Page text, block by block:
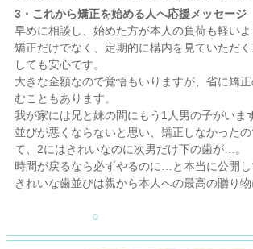
3・これから矯正を始める人へ応援メッセージ
早めに相談し、始めた方が本人の負荷も軽いよ
矯正だけでなく、定期的に構内を見ていただ
しても安心です。
大きな金額なので覚悟もいりますが、省に矯
むこともあります。
我が家には兄と妹の間にもう1人男の子がいま
並びが悪くならないと思い、矯正しなかった
て、2にはきれいなのに次男だけ下の歯が…。
時間が戻るなら必ずやるのに…と本当に公開し
きれいな歯並びは親から本人への最高の贈り物